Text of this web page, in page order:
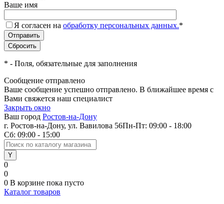
Ваше имя
Я согласен на обработку персональных данных.*
* - Поля, обязательные для заполнения
Сообщение отправлено
Ваше сообщение успешно отправлено. В ближайшее время с
Вами свяжется наш специалист
Закрыть окно
Ваш город Ростов-на-Дону
г. Ростов-на-Дону, ул. Вавилова 56Пн-Пт: 09:00 - 18:00
Сб: 09:00 - 15:00
0
0
0 В корзине пока пусто
Каталог товаров